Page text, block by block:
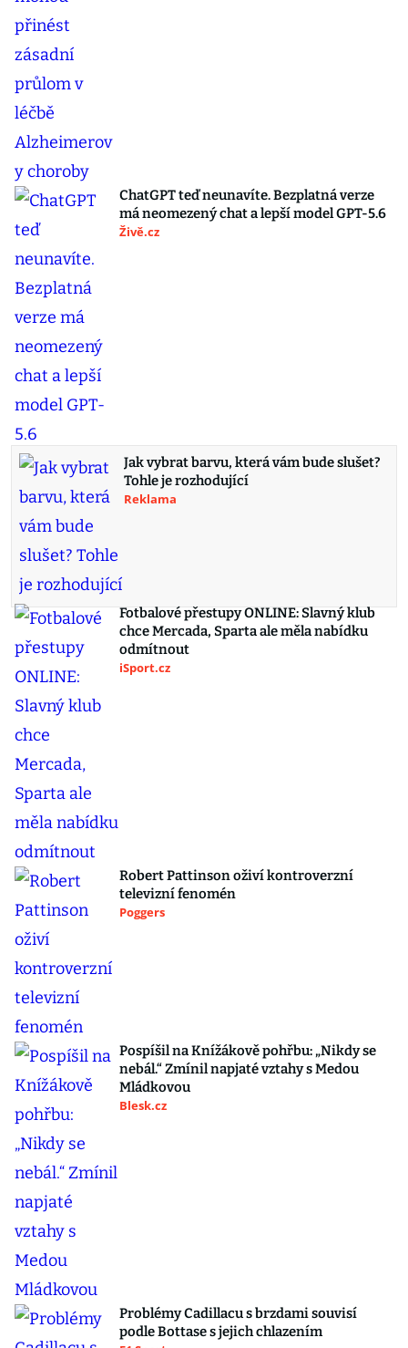
ChatGPT teď neunavíte. Bezplatná verze
má neomezený chat a lepší model GPT-5.6
Živě.cz
Jak vybrat barvu, která vám bude slušet?
Tohle je rozhodující
Reklama
Fotbalové přestupy ONLINE: Slavný klub
chce Mercada, Sparta ale měla nabídku
odmítnout
iSport.cz
Robert Pattinson oživí kontroverzní
televizní fenomén
Poggers
Pospíšil na Knížákově pohřbu: „Nikdy se
nebál.“ Zmínil napjaté vztahy s Medou
Mládkovou
Blesk.cz
Problémy Cadillacu s brzdami souvisí
podle Bottase s jejich chlazením